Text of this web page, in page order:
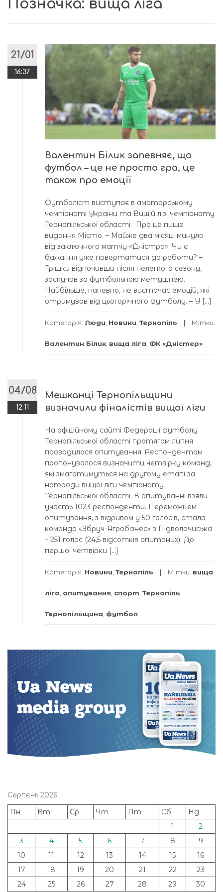
Позначка: вища ліга
21/01
16:37
Валентин Білик запевняє, що
футбол – це не просто гра, це
також про емоції
Футболіст виступає в аматорському
чемпіонаті України та Вищій лізі чемпіонату
Тернопільської області. Про це пише
видання Місто. – Майже два місяці минуло
від заключного матчу «Дністра». Чи є
бажання уже повертатися до роботи? –
Трішки відпочивши після нелегкого сезону,
заскучав за футбольною метушнею.
Найбільше, напевно, не вистачає емоцій, які
отримував від цьогорічного футболу. – У […]
Категорія: Люди Новини Тернопіль Мітки:
Валентин Білик вища ліга ФК «Дністер»
04/08
12:11
Мешканці Тернопільщини
визначили фіналістів вищої ліги
На офіційному сайті Федерації футболу
Тернопільської області протягом липня
проводилося опитування. Респондентам
пропонувалося визначити четвірку команд,
які змагатимуться на другому етапі за
нагороди вищої ліги чемпіонату
Тернопільської області. В опитуванні взяли
участь 1023 респонденти. Переможцем
опитування, з відривом у 50 голосів, стала
команда «Збруч-Агробізнес» з Підволочиська
– 251 голос (24,5 відсотків опитаних). До
першої четвірки […]
Категорія: Новини Тернопіль Мітки: вища
ліга опитування спорт Тернопіль
Тернопільщина футбол
Серпень 2026
Пн
Вт Ср Чт Пт Сб
Нд
1
2
3
4 5 6 7 8
9
10
11 12 13 14 15
16
17
18 19 20 21 22
23
24
25 26 27 28 29
30